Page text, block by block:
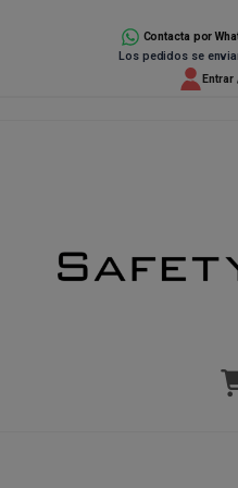
Contacta por
Los pedidos se
Entrar